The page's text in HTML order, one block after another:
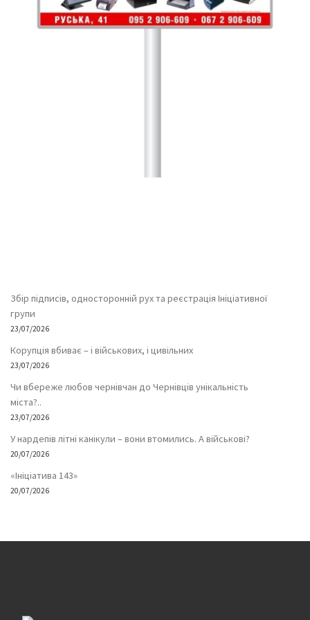
Збір підписів, односторонній рух та реєстрація Ініціативної
групи
23/07/2026
Корупція вбиває – і військових, і цивільних
23/07/2026
Чи вбереже любов чернівчан до Чернівців унікальність
міста?..
23/07/2026
У нардепів літні канікули – вони втомились. А військові?
20/07/2026
«Ініціатива 143»
20/07/2026